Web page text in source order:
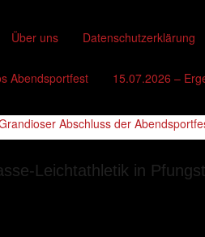
Über uns Datenschutzerklärung
Abendsportfest 15.07.2026 –
Abschluss der
Leichtathletik in